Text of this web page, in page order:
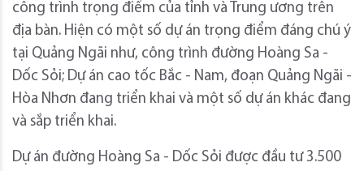
công trình trọng điểm của tỉnh và Trung ương trên
địa bàn. Hiện có một số dự án trọng điểm đáng chú ý
tại Quảng Ngãi như, công trình đường Hoàng Sa -
Dốc Sỏi; Dự án cao tốc Bắc - Nam, đoạn Quảng Ngãi -
Hòa Nhơn đang triển khai và một số dự án khác đang
và sắp triển khai.
Dự án đường Hoàng Sa - Dốc Sỏi được đầu tư 3.500